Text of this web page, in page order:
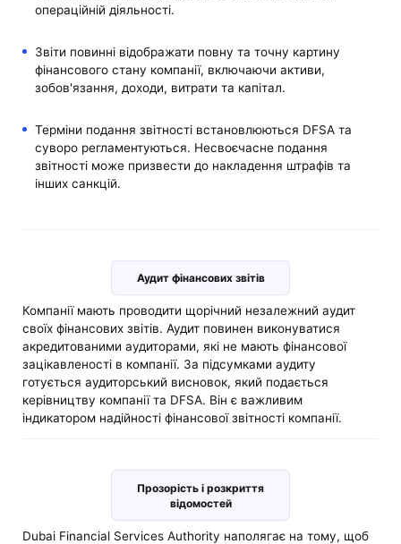
операційній діяльності.
Звіти повинні відображати повну та точну картину
фінансового стану компанії, включаючи активи,
зобов'язання, доходи, витрати та капітал.
Терміни подання звітності встановлюються DFSA та
суворо регламентуються. Несвоєчасне подання
звітності може призвести до накладення штрафів та
інших санкцій.
Аудит фінансових звітів
Компанії мають проводити щорічний незалежний аудит
своїх фінансових звітів. Аудит повинен виконуватися
акредитованими аудиторами, які не мають фінансової
зацікавленості в компанії. За підсумками аудиту
готується аудиторський висновок, який подається
керівництву компанії та DFSA. Він є важливим
індикатором надійності фінансової звітності компанії.
Прозорість і розкриття
відомостей
Dubai Financial Services Authority наполягає на тому, щоб